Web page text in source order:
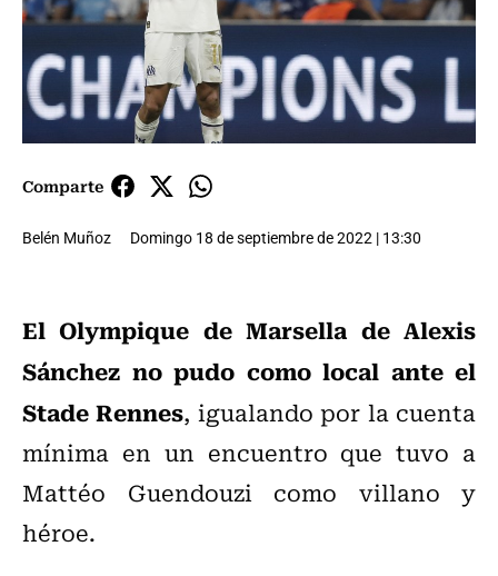
Comparte
Belén Muñoz Domingo 18 de septiembre de 2022 | 13:30
El Olympique de Marsella de Alexis
Sánchez no pudo como local ante el
Stade Rennes, igualando por la cuenta
mínima en un encuentro que tuvo a
Mattéo Guendouzi como villano y
héroe.